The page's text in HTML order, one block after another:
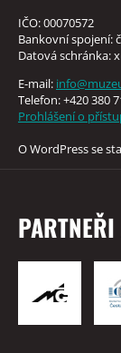
IČO: 00070572
Bankovní spojení:
Datová schránka:
E-mail:
Telefon: +420 380
Prohlášení o
O WordPress se